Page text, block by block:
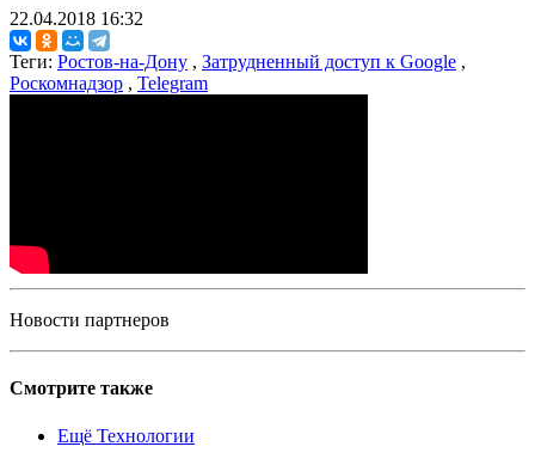
22.04.2018 16:32
Теги: Ростов-на-Дону , Затрудненный доступ к Google ,
Роскомнадзор , Telegram
Новости партнеров
Смотрите также
Ещё Технологии